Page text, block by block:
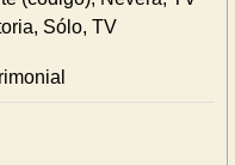
Sólo, TV